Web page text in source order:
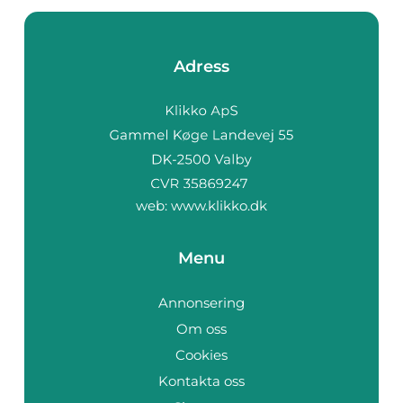
Adress
web: www.klikko.dk
Menu
Annonsering
Om oss
Cookies
Kontakta oss